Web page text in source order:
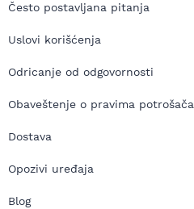
Često postavljana pitanja
Uslovi korišćenja
Odricanje od odgovornosti
Obaveštenje o pravima potrošača
Dostava
Opozivi uređaja
Blog